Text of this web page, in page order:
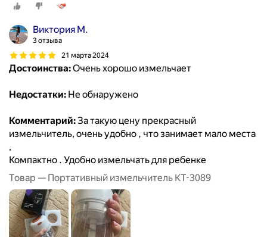
Виктория М.
3 отзыва
21 марта 2024
Достоинства:Очень хорошо измельчает
Недостатки: Не обнаружено
Комментарий:За такую цену прекрасный
измельчитель, очень удобно , что занимает мало места
,
Компактно . Удобно измельчать для ребенке
Товар — Портативный измельчитель КТ-3089